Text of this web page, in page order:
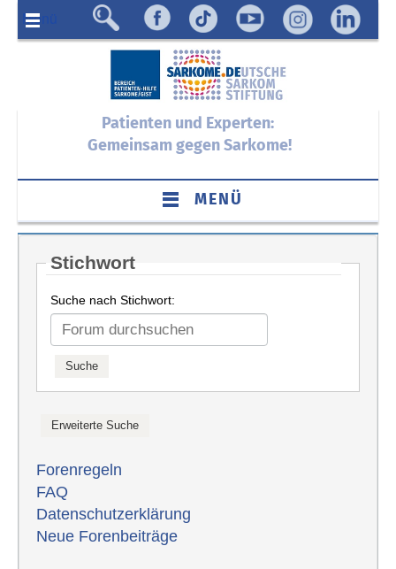
Menü
Patienten und Experten:
Gemeinsam gegen Sarkome!
MENÜ
Stichwort
Suche nach Stichwort:
Forenregeln
FAQ
Datenschutzerklärung
Neue Forenbeiträge